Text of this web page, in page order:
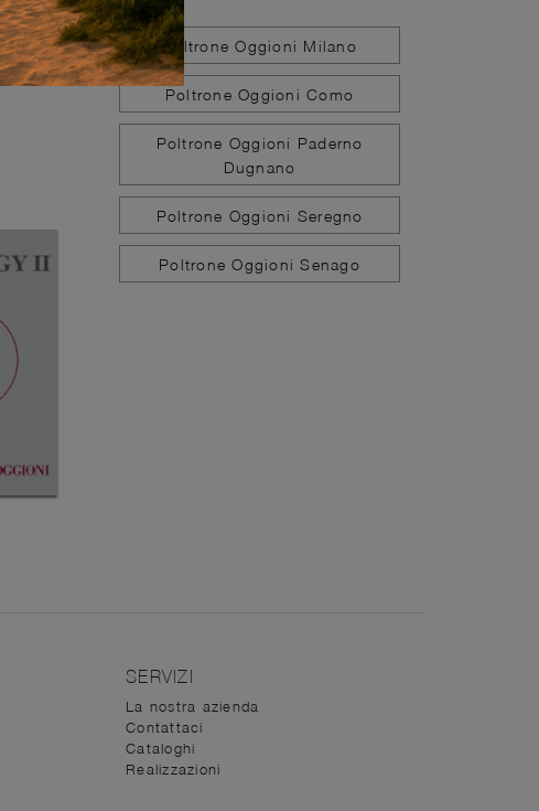
Poltrone Oggioni Milano
Poltrone Oggioni Como
Poltrone Oggioni Paderno
Dugnano
Poltrone Oggioni Seregno
Poltrone Oggioni Senago
SERVIZI
La nostra azienda
Contattaci
Cataloghi
Realizzazioni